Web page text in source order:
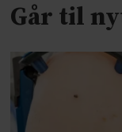
Går til